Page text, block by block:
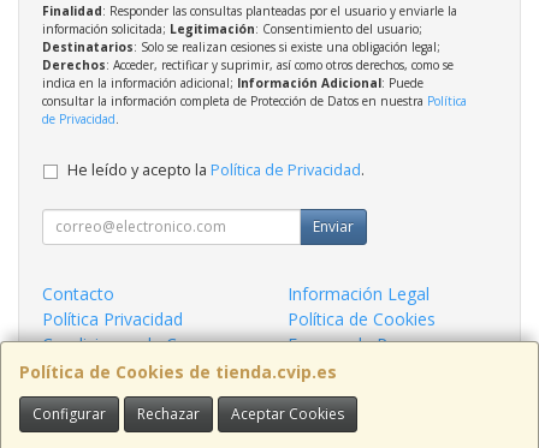
Política de Cookies de tienda.cvip.es
Configurar Rechazar Aceptar Cookies
Finalidad: Responder las consultas planteadas por el usuario y enviarle la
información solicitada; Legitimación: Consentimiento del usuario;
Destinatarios: Solo se realizan cesiones si existe una obligación legal;
Derechos: Acceder, rectificar y suprimir, así como otros derechos, como se
indica en la información adicional; Información Adicional: Puede
consultar la información completa de Protección de Datos en nuestra Política
de Privacidad
He leído y acepto la Política de Privacidad.
Enviar
Contacto
Información Legal
Política Privacidad
Política de Cookies
Condiciones de Compra
Formas de Pago
¿Quienes Somos?
Contacto